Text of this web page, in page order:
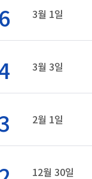
3월 1일
3월 3일
2월 1일
12월 30일